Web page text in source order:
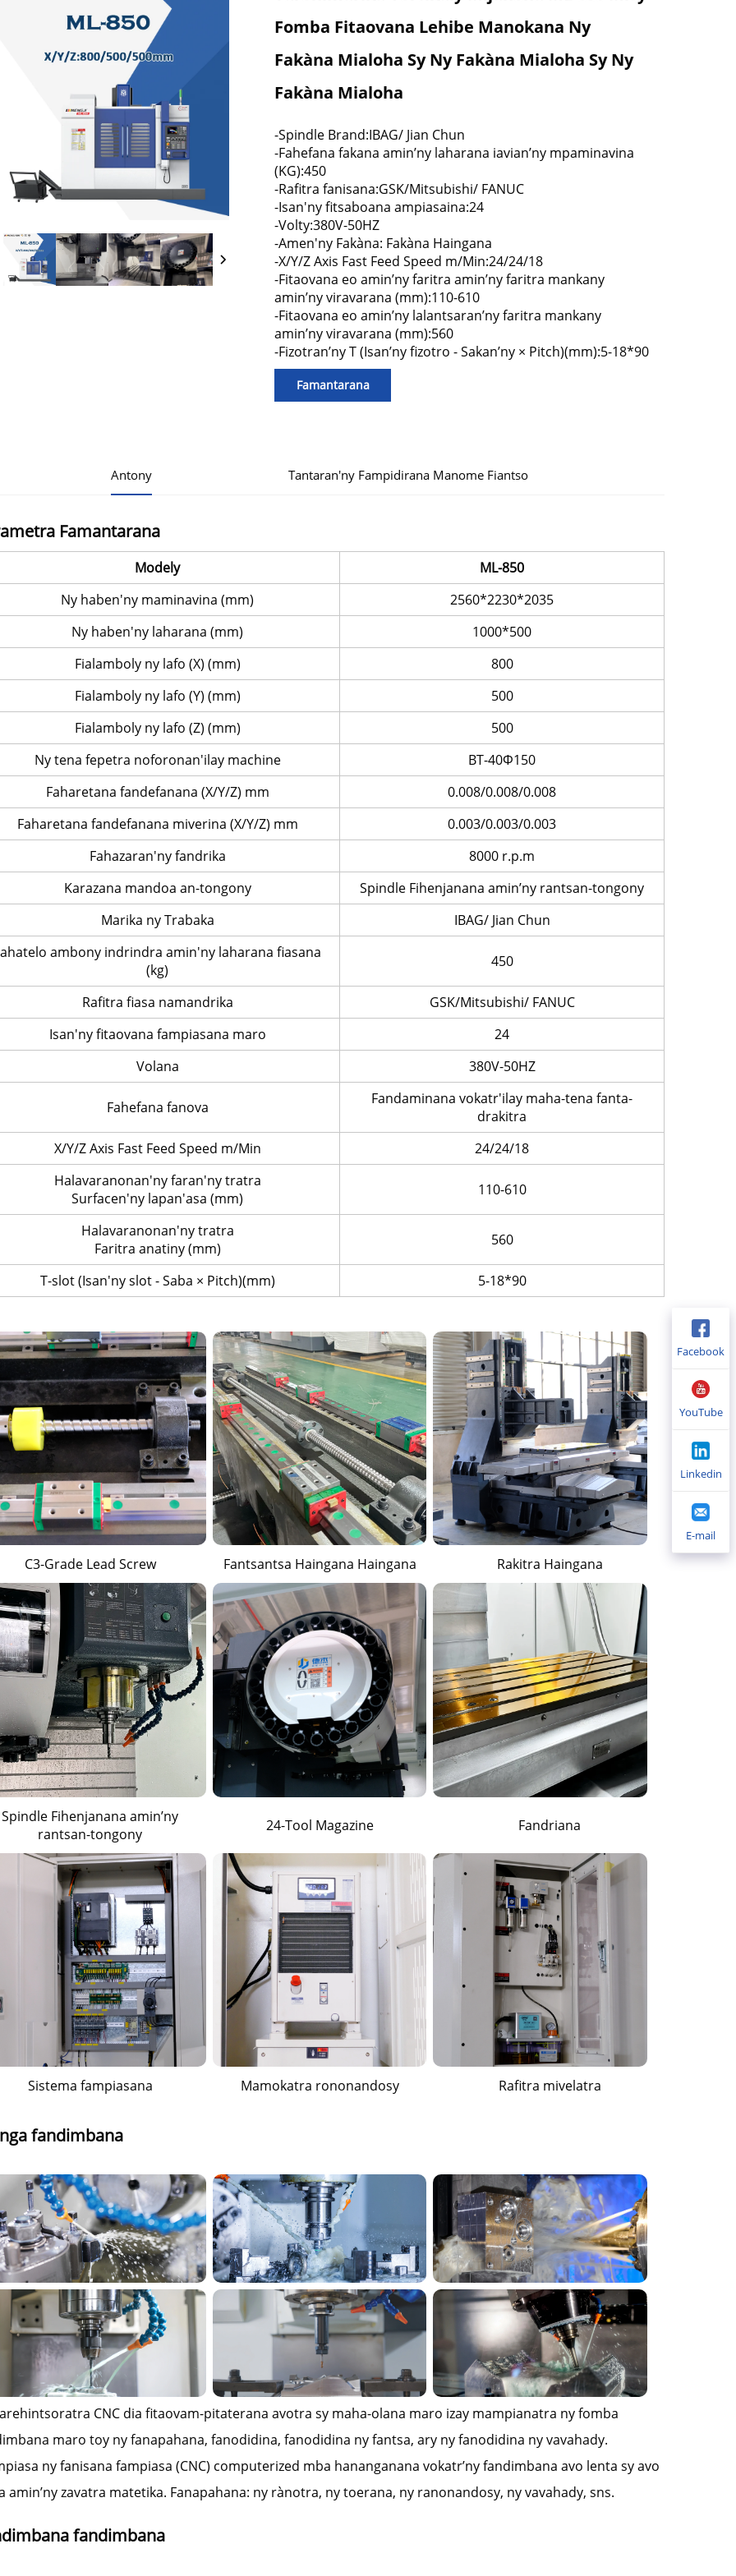
Enerjia Ventana
Fomba Fitaovana Lehibe Manokana Ny
Fakàna Mialoha Sy Ny Fakàna Mialoha Sy Ny
Fakàna Mialoha
-Spindle Brand:IBAG/ Jian Chun
-Fahefana fakana amin’ny laharana iavian’ny mpaminavina
(KG):450
-Rafitra fanisana:GSK/Mitsubishi/ FANUC
-Isan'ny fitsaboana ampiasaina:24
-Volty:380V-50HZ
-Amen'ny Fakàna: Fakàna Haingana
-X/Y/Z Axis Fast Feed Speed m/Min:24/24/18
-Fitaovana eo amin’ny faritra amin’ny faritra mankany
amin’ny viravarana (mm):110-610
-Fitaovana eo amin’ny lalantsaran’ny faritra mankany
amin’ny viravarana (mm):560
-Fizotran’ny T (Isan’ny fizotro - Sakan’ny × Pitch)(mm):5-18*90
Famantarana
Antony Tantaran'ny Fampidirana Manome Fiantso
Famantarana
Modely
ML-850
Ny haben'ny maminavina (mm)
2560*2230*2035
Ny haben'ny laharana (mm)
1000*500
Fialamboly ny lafo (X) (mm)
800
Fialamboly ny lafo (Y) (mm)
500
Fialamboly ny lafo (Z) (mm)
500
Ny tena fepetra noforonan'ilay machine
BT-40Φ150
Faharetana fandefanana (X/Y/Z) mm
0.008/0.008/0.008
Faharetana fandefanana miverina (X/Y/Z) mm
0.003/0.003/0.003
Fahazaran'ny fandrika
8000 r.p.m
Karazana mandoa an-tongony
Spindle Fihenjanana amin’ny rantsan-tongony
Marika ny Trabaka
IBAG/ Jian Chun
ambony indrindra amin'ny laharana fiasana
(kg)
450
Rafitra fiasa namandrika
GSK/Mitsubishi/ FANUC
Isan'ny fitaovana fampiasana maro
24
Volana
380V-50HZ
Fahefana fanova
Fandaminana vokatr'ilay maha-tena fanta-
drakitra
X/Y/Z Axis Fast Feed Speed m/Min
24/24/18
Halavaranonan'ny faran'ny tratra
Surfacen'ny lapan'asa (mm)
110-610
Halavaranonan'ny tratra
Faritra anatiny (mm)
560
T-slot (Isan'ny slot - Saba × Pitch)(mm) 5-18*90
C3-Grade Lead Screw Fantsantsa Haingana Haingana Rakitra Haingana
Spindle Fihenjanana amin’ny
rantsan-tongony
24-Tool Magazine Fandriana
Sistema fampiasana Mamokatra rononandosy Rafitra mivelatra
fandimbana
CNC dia fitaovam-pitaterana avotra sy maha-olana maro izay mampianatra ny fomba
maro toy ny fanapahana, fanodidina, fanodidina ny fantsa, ary ny fanodidina ny vavahady.
ny fanisana fampiasa (CNC) computerized mba hananganana vokatr’ny fandimbana avo lenta sy avo
amin’ny zavatra matetika. Fanapahana: ny rànotra, ny toerana, ny ranonandosy, ny vavahady, sns.
fandimbana
Facebook
YouTube
Linkedin
E-mail